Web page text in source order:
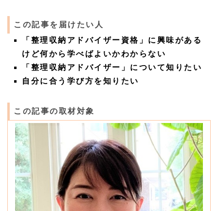
この記事を届けたい人
「整理収納アドバイザー資格」に興味がある
けど何から学べばよいかわからない
「整理収納アドバイザー」について知りたい
自分に合う学び方を知りたい
この記事の取材対象